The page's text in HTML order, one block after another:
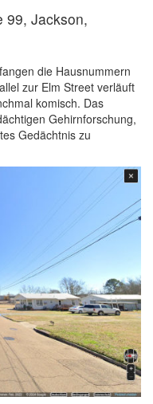
99, Jackson,
die Hausnummern
zur Elm Street verläuft
komisch. Das
Gehirnforschung,
Gedächtnis zu